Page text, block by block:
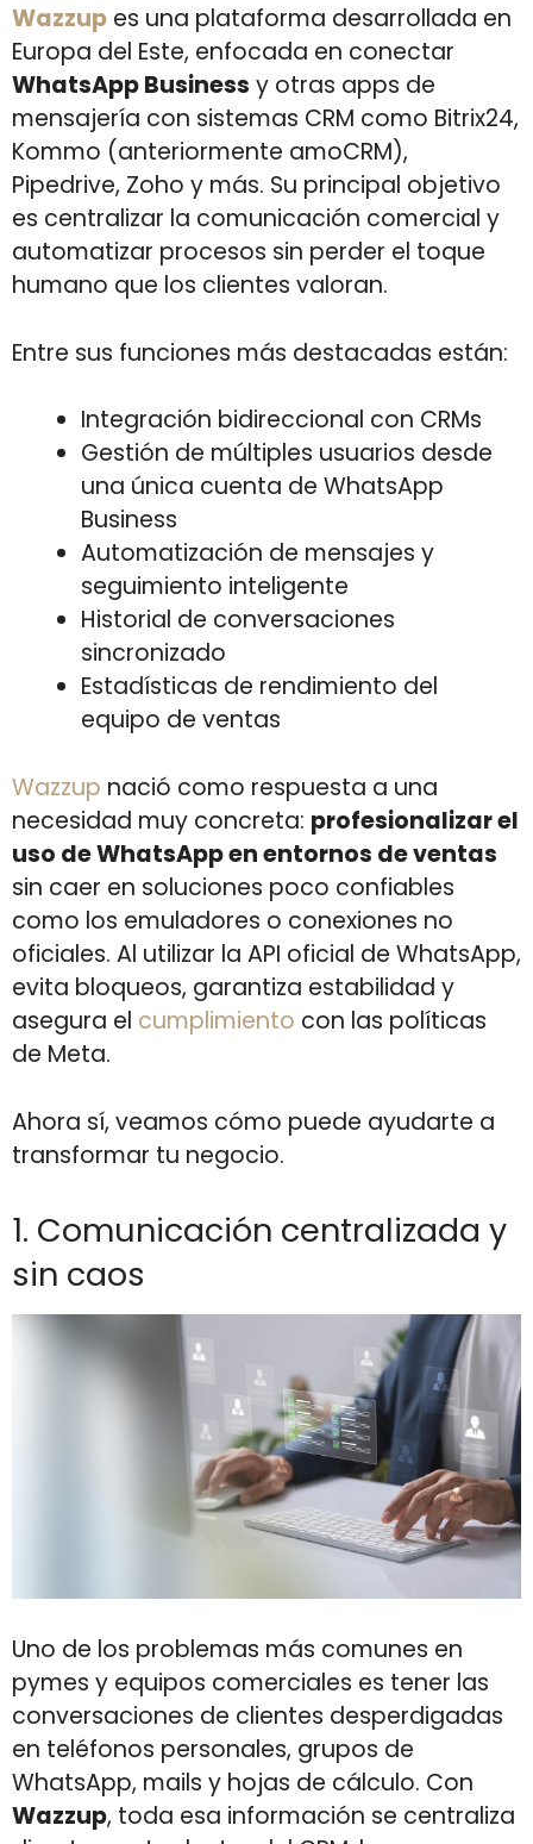
Wazzup es una plataforma desarrollada en
Europa del Este, enfocada en conectar
WhatsApp Business y otras apps de
mensajería con sistemas CRM como Bitrix24,
Kommo (anteriormente amoCRM),
Pipedrive, Zoho y más. Su principal objetivo
es centralizar la comunicación comercial y
automatizar procesos sin perder el toque
humano que los clientes valoran.
Entre sus funciones más destacadas están:
Integración bidireccional con CRMs
Gestión de múltiples usuarios desde
una única cuenta de WhatsApp
Business
Automatización de mensajes y
seguimiento inteligente
Historial de conversaciones
sincronizado
Estadísticas de rendimiento del
equipo de ventas
Wazzup nació como respuesta a una
necesidad muy concreta: profesionalizar el
uso de WhatsApp en entornos de ventas
sin caer en soluciones poco confiables
como los emuladores o conexiones no
oficiales. Al utilizar la API oficial de WhatsApp,
evita bloqueos, garantiza estabilidad y
asegura el cumplimiento con las políticas
de Meta.
Ahora sí, veamos cómo puede ayudarte a
transformar tu negocio.
1. Comunicación centralizada y
sin caos
Uno de los problemas más comunes en
pymes y equipos comerciales es tener las
conversaciones de clientes desperdigadas
en teléfonos personales, grupos de
WhatsApp, mails y hojas de cálculo. Con
Wazzup, toda esa información se centraliza